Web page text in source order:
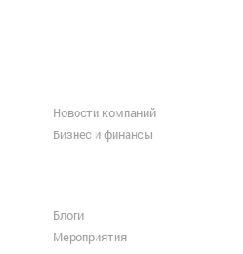
Новости компаний
Бизнес и финансы
Блоги
Мероприятия